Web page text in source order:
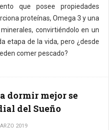
que posee propiedades
proteínas, Omega 3 y una
convirtiéndolo en un
etapa de la vida, pero ¿desde
comer pescado?
dormir mejor se
del Sueño
2019